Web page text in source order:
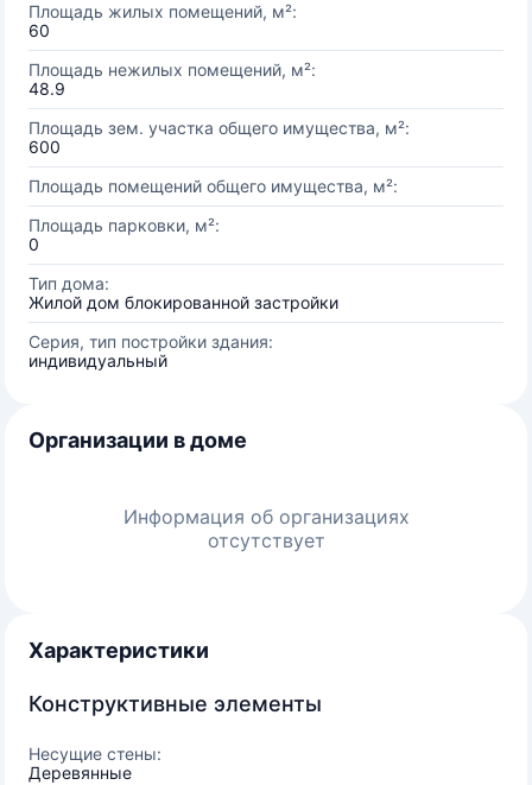
Площадь жилых помещений, м²:
60
Площадь нежилых помещений, м²:
48.9
Площадь зем. участка общего имущества, м²:
600
Площадь помещений общего имущества, м²:
Площадь парковки, м²:
0
Тип дома:
Жилой дом блокированной застройки
Серия, тип постройки здания:
индивидуальный
Организации в доме
Информация об организациях
отсутствует
Характеристики
Конструктивные элементы
Несущие стены:
Деревянные